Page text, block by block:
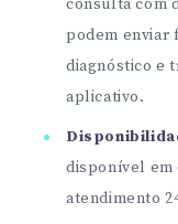
consulta com
podem enviar
diagnóstico e
aplicativo.
disponível em
atendimento